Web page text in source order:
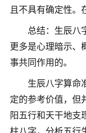
且不具有确定性。
总结：生辰八
更多是心理暗示、
事共同作用的。
生辰八字算命
定的参考价值，但
阳五行和天干地支
1天前 来自江西
青春168
我也想要，我
2天前 来自山西
Jessica李
老师做不做超
刚去世了。
七零老顽童